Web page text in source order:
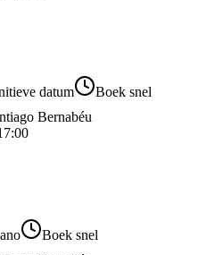
datum
Boek snel
Bernabéu
Boek snel